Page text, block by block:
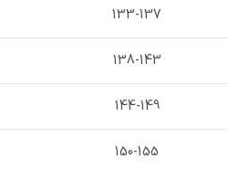
133-137
138-143
144-149
150-155